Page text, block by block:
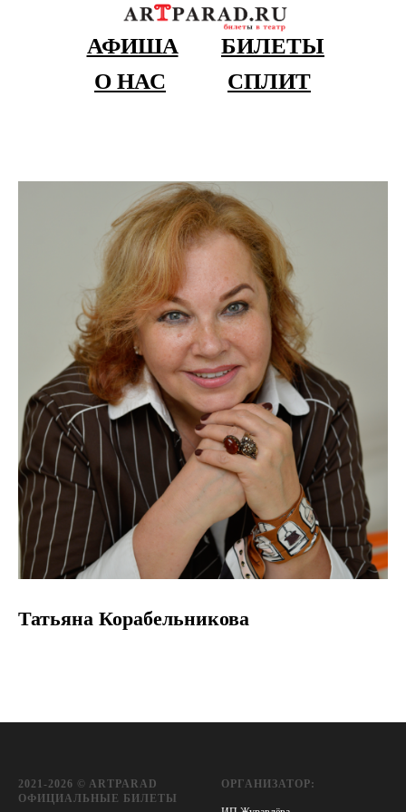
АФИША
БИЛЕТЫ
О НАС
СПЛИТ
Татьяна Корабельникова
2021-2026 © ARTPARAD
ОФИЦИАЛЬНЫЕ БИЛЕТЫ
ОРГАНИЗАТОР: